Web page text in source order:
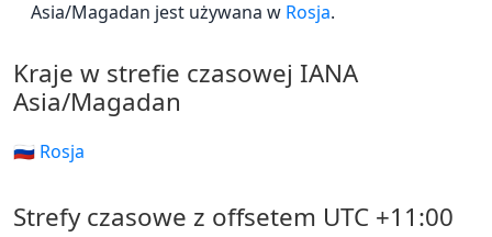
Asia/Magadan jest używana w Rosja.
Kraje w strefie czasowej IANA
Asia/Magadan
🇷🇺 Rosja
Strefy czasowe z offsetem UTC +11:00